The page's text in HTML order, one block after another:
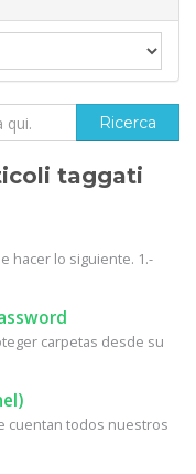
taggati
hacer lo siguiente. 1.-
carpetas desde su
cuentan todos nuestros